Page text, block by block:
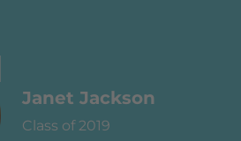
Janet Jackson
Class of 2019